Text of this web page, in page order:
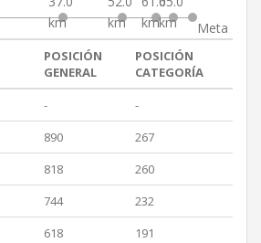
km
km
kmkm
Meta
POSICIÓN
GENERAL
POSICIÓN
CATEGORÍA
-
-
890
267
818
260
744
232
618
191